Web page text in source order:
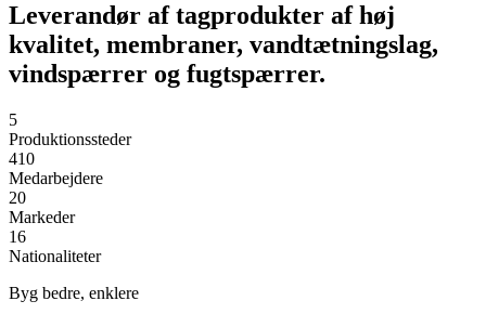
Leverandør af tagprodukter af høj
kvalitet, membraner, vandtætningslag,
vindspærrer og fugtspærrer.
5
Produktionssteder
410
Medarbejdere
20
Markeder
16
Nationaliteter
Byg bedre, enklere